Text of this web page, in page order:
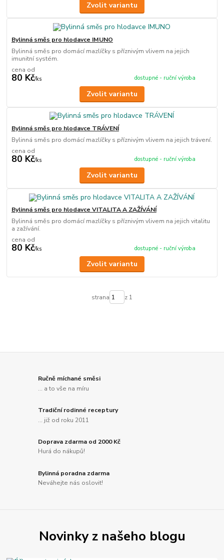
Zvolit variantu
Bylinná směs pro hlodavce IMUNO
Bylinná směs pro domácí mazlíčky s příznivým vlivem na jejich
imunitní systém.
cena od
80 Kč/ks dostupné - ruční výroba
Zvolit variantu
Bylinná směs pro hlodavce TRÁVENÍ
Bylinná směs pro domácí mazlíčky s příznivým vlivem na jejich trávení.
cena od
80 Kč/ks dostupné - ruční výroba
Zvolit variantu
Bylinná směs pro hlodavce VITALITA A ZAŽÍVÁNÍ
Bylinná směs pro domácí mazlíčky s příznivým vlivem na jejich vitalitu
a zažívání.
cena od
80 Kč/ks dostupné - ruční výroba
Zvolit variantu
strana z 1
Ručně míchané směsi
... a to vše na míru
Tradiční rodinné receptury
... již od roku 2011
Doprava zdarma od 2000 Kč
Hurá do nákupů!
Bylinná poradna zdarma
Neváhejte nás oslovit!
Novinky z našeho blogu